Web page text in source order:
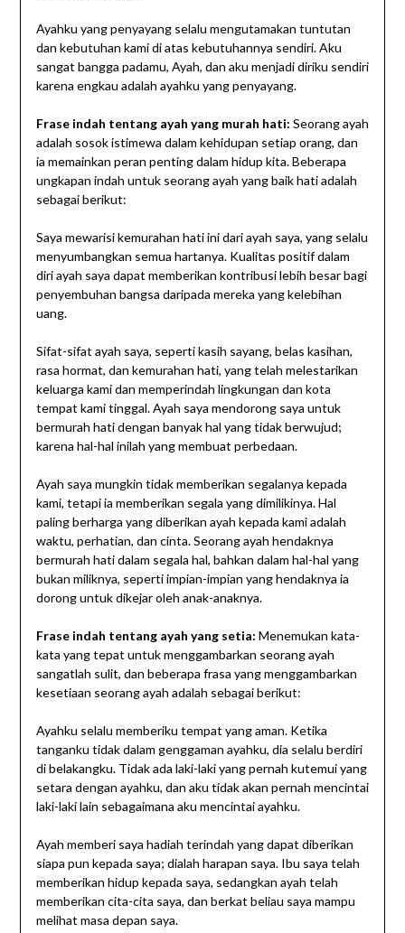
Ayahku yang penyayang selalu mengutamakan tuntutan
dan kebutuhan kami di atas kebutuhannya sendiri. Aku
sangat bangga padamu, Ayah, dan aku menjadi diriku sendiri
karena engkau adalah ayahku yang penyayang.
Frase indah tentang ayah yang murah hati: Seorang ayah
adalah sosok istimewa dalam kehidupan setiap orang, dan
ia memainkan peran penting dalam hidup kita. Beberapa
ungkapan indah untuk seorang ayah yang baik hati adalah
sebagai berikut:
Saya mewarisi kemurahan hati ini dari ayah saya, yang selalu
menyumbangkan semua hartanya. Kualitas positif dalam
diri ayah saya dapat memberikan kontribusi lebih besar bagi
penyembuhan bangsa daripada mereka yang kelebihan
uang.
Sifat-sifat ayah saya, seperti kasih sayang, belas kasihan,
rasa hormat, dan kemurahan hati, yang telah melestarikan
keluarga kami dan memperindah lingkungan dan kota
tempat kami tinggal. Ayah saya mendorong saya untuk
bermurah hati dengan banyak hal yang tidak berwujud;
karena hal-hal inilah yang membuat perbedaan.
Ayah saya mungkin tidak memberikan segalanya kepada
kami, tetapi ia memberikan segala yang dimilikinya. Hal
paling berharga yang diberikan ayah kepada kami adalah
waktu, perhatian, dan cinta. Seorang ayah hendaknya
bermurah hati dalam segala hal, bahkan dalam hal-hal yang
bukan miliknya, seperti impian-impian yang hendaknya ia
dorong untuk dikejar oleh anak-anaknya.
Frase indah tentang ayah yang setia: Menemukan kata-
kata yang tepat untuk menggambarkan seorang ayah
sangatlah sulit, dan beberapa frasa yang menggambarkan
kesetiaan seorang ayah adalah sebagai berikut:
Ayahku selalu memberiku tempat yang aman. Ketika
tanganku tidak dalam genggaman ayahku, dia selalu berdiri
di belakangku. Tidak ada laki-laki yang pernah kutemui yang
setara dengan ayahku, dan aku tidak akan pernah mencintai
laki-laki lain sebagaimana aku mencintai ayahku.
Ayah memberi saya hadiah terindah yang dapat diberikan
siapa pun kepada saya; dialah harapan saya. Ibu saya telah
memberikan hidup kepada saya, sedangkan ayah telah
memberikan cita-cita saya, dan berkat beliau saya mampu
melihat masa depan saya.